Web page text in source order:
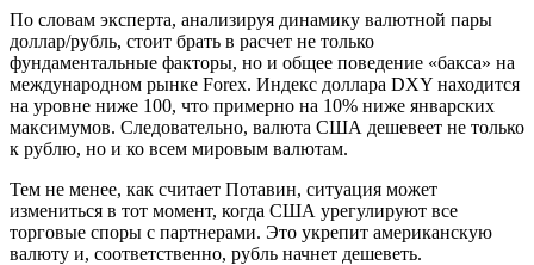
По словам эксперта, анализируя динамику валютной пары
доллар/рубль, стоит брать в расчет не только
фундаментальные факторы, но и общее поведение «бакса» на
международном рынке Forex. Индекс доллара DXY находится
на уровне ниже 100, что примерно на 10% ниже январских
максимумов. Следовательно, валюта США дешевеет не только
к рублю, но и ко всем мировым валютам.
Тем не менее, как считает Потавин, ситуация может
измениться в тот момент, когда США урегулируют все
торговые споры с партнерами. Это укрепит американскую
валюту и, соответственно, рубль начнет дешеветь.